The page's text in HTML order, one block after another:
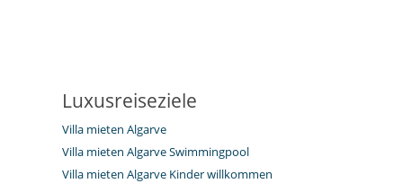
Luxusreiseziele
Villa mieten Algarve
Villa mieten Algarve Swimmingpool
Villa mieten Algarve Kinder willkommen